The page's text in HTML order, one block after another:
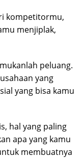
kompetitormu,
menjiplak,
peluang.
yang
yang bisa kamu
hal yang paling
apa yang kamu
membuatnya